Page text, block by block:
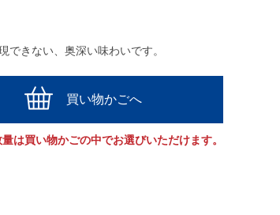
きない、奥深い味わいです。
買い物かごへ
は買い物かごの中でお選びいただけます。